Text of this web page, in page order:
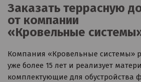
Заказать террасную
от компании
«Кровельные
Компания «Кровельные системы»
уже более 15 лет и реализует
комплектующие для обустройства